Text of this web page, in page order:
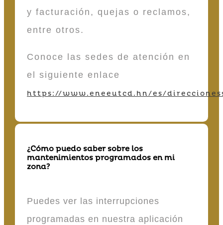
y facturación, quejas o reclamos,
entre otros.
Conoce las sedes de atención en
el siguiente enlace
https://www.eneeutcd.hn/es/
¿Cómo puedo saber sobre los
mantenimientos programados en mi
zona?
Puedes ver las interrupciones
programadas en nuestra aplicación